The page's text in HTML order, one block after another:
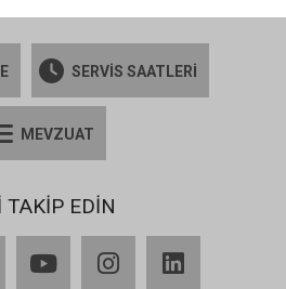
SERVİS SAATLERİ
MEVZUAT
TAKİP EDİN